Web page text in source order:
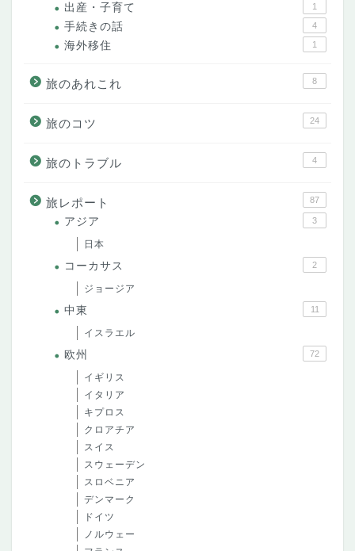
出産・子育て 1
手続きの話 4
海外移住 1
旅のあれこれ 8
旅のコツ 24
旅のトラブル 4
旅レポート 87
アジア 3
日本
コーカサス 2
ジョージア
中東 11
イスラエル
欧州 72
イギリス
イタリア
キプロス
クロアチア
スイス
スウェーデン
スロベニア
デンマーク
ドイツ
ノルウェー